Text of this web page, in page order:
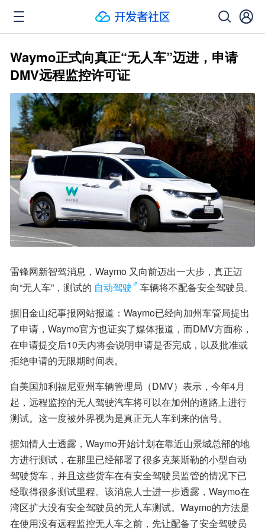
Waymo正式向真正“无人车”迈进，申请
DMV远程监控许可证
雷锋网新智驾消息，Waymo 又向前迈出一大步，真正迈
向“无人车”，测试的 自动驾驶
车辆将不配备安全驾驶员。
据旧金山纪事报网站报道：Waymo已经向加州车管局提出
了申请，Waymo官方也证实了媒体报道，而DMV方面称，
在申请提交后10天内将会说明申请是否完成，以及批准或
拒绝申请的无限期时间表。
自美国加利福尼亚州车辆管理局（DMV）表示，今年4月
起，远程监控的无人驾驶汽车将可以在加州的道路上进行
测试。这一度被外界视为是真正无人车到来的信号。
据知情人士透露，Waymo开始计划在靠近山景城总部的地
方进行测试，在那里已经部署了很多克莱斯勒的小型自动
驾驶货车，并且这些货车在有安全驾驶员监管的情况下已
经取得很多测试里程。该消息人士进一步透露，Waymo在
湾区扩大没有安全驾驶员的无人车测试。Waymo的方法是
在使用没有远程监控无人车之前，先让配备了安全驾驶员